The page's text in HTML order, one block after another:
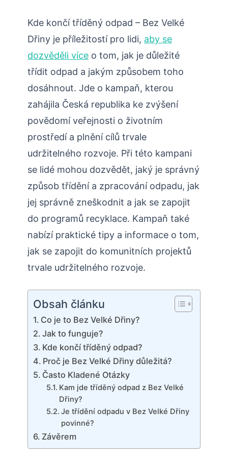
Kde končí tříděný odpad – Bez Velké
Dřiny je příležitostí pro lidi, aby se
dozvěděli více o tom, jak je důležité
třídit odpad a jakým způsobem toho
dosáhnout. Jde o kampaň, kterou
zahájila Česká republika ke zvýšení
povědomí veřejnosti o životním
prostředí a plnění cílů trvale
udržitelného rozvoje. Při této kampani
se lidé mohou dozvědět, jaký je správný
způsob třídění a zpracování odpadu, jak
jej správně zneškodnit a jak se zapojit
do programů recyklace. Kampaň také
nabízí praktické tipy a informace o tom,
jak se zapojit do komunitních projektů
trvale udržitelného rozvoje.
Obsah článku
Co je to Bez Velké Dřiny?
Jak to funguje?
Kde končí tříděný odpad?
Proč je Bez Velké Dřiny důležitá?
Často Kladené Otázky
Kam jde tříděný odpad z Bez Velké
Dřiny?
Je třídění odpadu v Bez Velké Dřiny
povinné?
Závěrem